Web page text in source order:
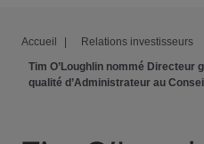
Entreprise
Accueil Relations investisseurs
Tim O’Loughlin nommé Directeur
qualité d’Administrateur au